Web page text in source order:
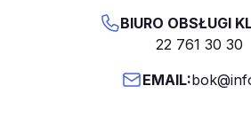
BIURO OBSŁUGI
22 761 30 30
EMAIL: